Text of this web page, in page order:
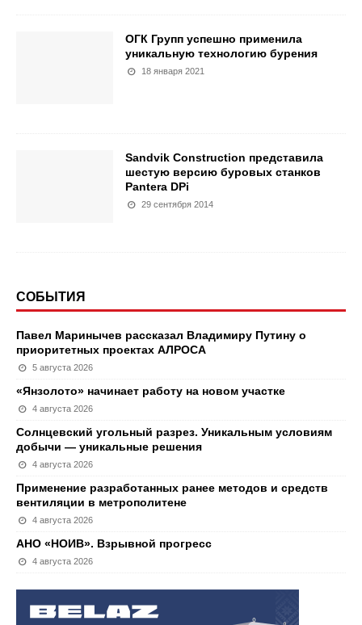
ОГК Групп успешно применила
уникальную технологию бурения
18 января 2021
Sandvik Construction представила
шестую версию буровых станков
Pantera DPi
29 сентября 2014
СОБЫТИЯ
Павел Маринычев рассказал Владимиру Путину о
приоритетных проектах АЛРОСА
5 августа 2026
«Янзолото» начинает работу на новом участке
4 августа 2026
Солнцевский угольный разрез. Уникальным условиям
добычи — уникальные решения
4 августа 2026
Применение разработанных ранее методов и средств
вентиляции в метрополитене
4 августа 2026
АНО «НОИВ». Взрывной прогресс
4 августа 2026